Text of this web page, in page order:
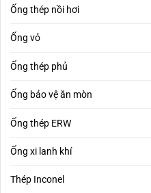
Ống thép nồi hơi
Ống vỏ
Ống thép phủ
Ống bảo vệ ăn mòn
Ống thép ERW
Ống xi lanh khí
Thép Inconel